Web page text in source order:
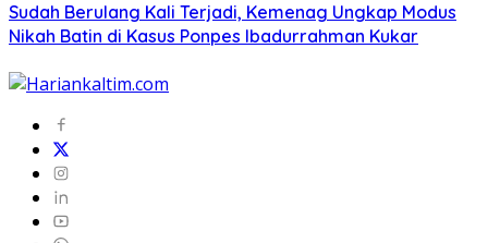
Sudah Berulang Kali Terjadi, Kemenag Ungkap Modus
Nikah Batin di Kasus Ponpes Ibadurrahman Kukar